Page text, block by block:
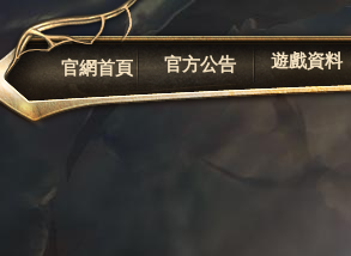
官網首頁 官方公告 遊戲資料